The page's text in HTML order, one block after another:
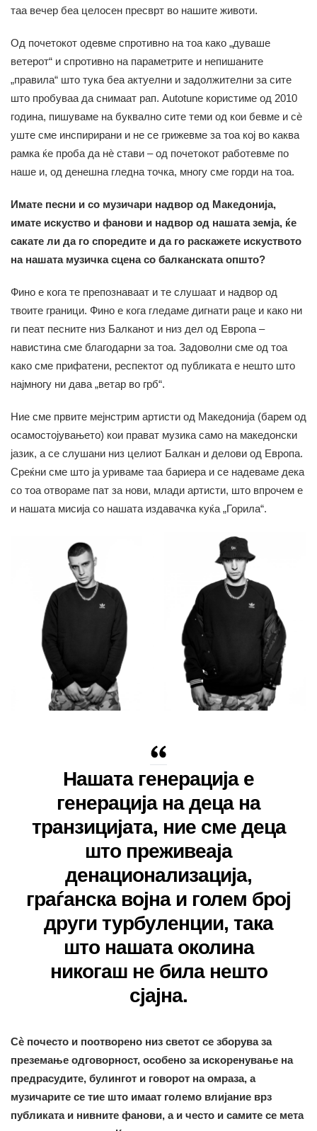
таа вечер беа целосен пресврт во нашите животи.
Од почетокот одевме спротивно на тоа како „дуваше
ветерот“ и спротивно на параметрите и непишаните
„правила“ што тука беа актуелни и задолжителни за сите
што пробуваа да снимаат рап. Аutotune користиме од 2010
година, пишуваме на буквално сите теми од кои бевме и сè
уште сме инспирирани и не се грижевме за тоа кој во каква
рамка ќе проба да нè стави – од почетокот работевме по
наше и, од денешна гледна точка, многу сме горди на тоа.
Имате песни и со музичари надвор од Македонија,
имате искуство и фанови и надвор од нашата земја, ќе
сакате ли да го споредите и да го раскажете искуството
на нашата музичка сцена со балканската општо?
Фино е кога те препознаваат и те слушаат и надвор од
твоите граници. Фино е кога гледаме дигнати раце и како ни
ги пеат песните низ Балканот и низ дел од Европа –
навистина сме благодарни за тоа. Задоволни сме од тоа
како сме прифатени, респектот од публиката е нешто што
најмногу ни дава „ветар во грб“.
Ние сме првите мејнстрим артисти од Македонија (барем од
осамостојувањето) кои прават музика само на македонски
јазик, а се слушани низ целиот Балкан и делови од Европа.
Среќни сме што ја уриваме таа бариера и се надеваме дека
со тоа отвораме пат за нови, млади артисти, што впрочем е
и нашата мисија со нашата издавачка куќа „Горила“.
Нашата генерација е
генерација на деца на
транзицијата, ние сме деца
што преживеаја
денационализација,
граѓанска војна и голем број
други турбуленции, така
што нашата околина
никогаш не била нешто
сјајна.
Сè почесто и поотворено низ светот се зборува за
преземање одговорност, особено за искоренување на
предрасудите, булингот и говорот на омраза, а
музичарите се тие што имаат големо влијание врз
публиката и нивните фанови, a и често и самите се мета